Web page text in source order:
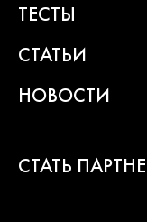
ТЕСТЫ
СТАТЬИ
НОВОСТИ
СТАТЬ